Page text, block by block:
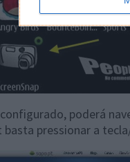
poderá
basta pressionar a